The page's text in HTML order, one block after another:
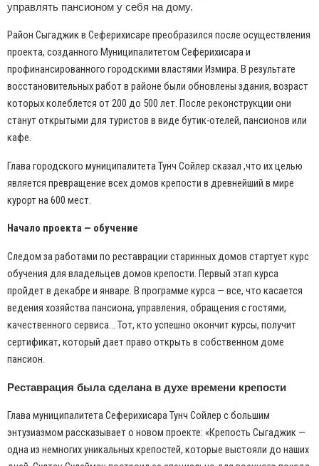
управлять пансионом у себя на дому.
Район Сыгаджик в Сеферихисаре преобразился после осуществления
проекта, созданного Муниципалитетом Сеферихисара и
профинансированного городскими властями Измира. В результате
восстановительных работ в районе были обновлены здания, возраст
которых колеблется от 200 до 500 лет. После реконструкции они
станут открытыми для туристов в виде бутик-отелей, пансионов или
кафе.
Глава городского муниципалитета Тунч Сойлер сказал ,что их целью
является превращение всех домов крепости в древнейший в мире
курорт на 600 мест.
Начало проекта — обучение
Следом за работами по реставрации старинных домов стартует курс
обучения для владельцев домов крепости. Первый этап курса
пройдет в декабре и январе. В программе курса — все, что касается
ведения хозяйства пансиона, управления, обращения с гостями,
качественного сервиса... Тот, кто успешно окончит курсы, получит
сертификат, который дает право открыть в собственном доме
пансион.
Реставрация была сделана в духе времени крепости
Глава муниципалитета Сеферихисара Тунч Сойлер с большим
энтузиазмом рассказывает о новом проекте: «Крепость Сыгаджик —
одна из немногих уникальных крепостей, которые выстояли до наших